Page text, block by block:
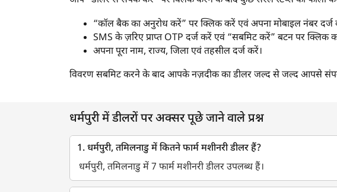
“कॉल बैक का अनुरोध करें” पर क्लिक करें एवं अपना मोबाइल नंबर दर्ज
SMS के ज़रिए प्राप्त OTP दर्ज करें एवं “सबमिट करें” बटन पर क्लिक
अपना पूरा नाम, राज्य, जिला एवं तहसील दर्ज करें।
विवरण सबमिट करने के बाद आपके नज़दीक का डीलर जल्द से जल्द आपसे
धर्मपुरी में डीलरों पर अक्सर पूछे जाने वाले प्रश्न
1. धर्मपुरी, तमिलनाडु में कितने फार्म मशीनरी डीलर हैं?
धर्मपुरी, तमिलनाडु में 7 फार्म मशीनरी डीलर उपलब्ध हैं।